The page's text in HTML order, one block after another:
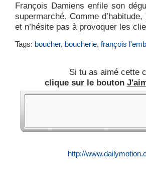
François Damiens enfile son
supermarché. Comme
et n’hésite pas à provoquer les
Tags: boucher, boucherie, françois
Si tu as aimé cette
clique sur le bouton
http://